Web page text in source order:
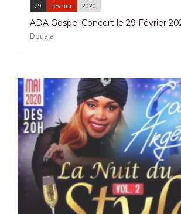
29 février 2020
ADA Gospel Concert le 29 Février
Douala